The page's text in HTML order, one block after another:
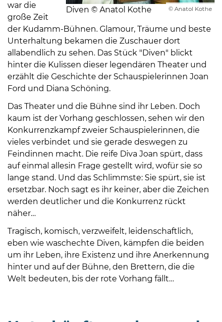
und
14
Uhr
sowie
außerhalb
der
Öffnungszeiten
nach
Vereinbarung.
© Anatol Kothe
Diven © Anatol Kothe
war die
große Zeit
der Kudamm-Bühnen. Glamour, Träume und beste
Unterhaltung bekamen die Zuschauer dort
allabendlich zu sehen. Das Stück "Diven" blickt
hinter die Kulissen dieser legendären Theater und
erzählt die Geschichte der Schauspielerinnen Joan
Ford und Diana Schöning.
Das Theater und die Bühne sind ihr Leben. Doch
kaum ist der Vorhang geschlossen, sehen wir den
Konkurrenzkampf zweier Schauspielerinnen, die
vieles verbindet und sie gerade deswegen zu
Feindinnen macht. Die reife Diva Joan spürt, dass
auf einmal allesin Frage gestellt wird, wofür sie so
lange stand. Und das Schlimmste: Sie spürt, sie ist
ersetzbar. Noch sagt es ihr keiner, aber die Zeichen
werden deutlicher und die Konkurrenz rückt
näher…
Tragisch, komisch, verzweifelt, leidenschaftlich,
eben wie waschechte Diven, kämpfen die beiden
um ihr Leben, ihre Existenz und ihre Anerkennung
hinter und auf der Bühne, den Brettern, die die
Welt bedeuten, bis der rote Vorhang fällt…